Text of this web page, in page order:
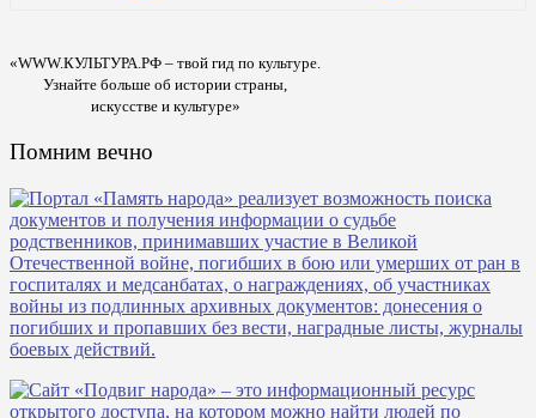
«WWW.КУЛЬТУРА.РФ – твой гид по культуре.
Узнайте больше об истории страны,
искусстве и культуре»
Помним вечно